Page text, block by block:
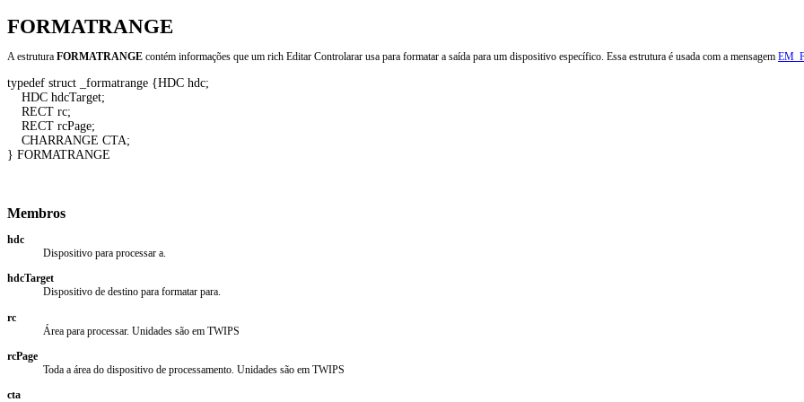
FORMATRANGE
A estrutura FORMATRANGE contém informações que um rich Editar Controlarar usa para formatar a saída para um dispositivo específico. Essa estrutura é usada com a mensagem
typedef struct _formatrange {HDC hdc;
    HDC hdcTarget;
    RECT rc;
    RECT rcPage;
    CHARRANGE CTA;
} FORMATRANGE
Membros
hdc
Dispositivo para processar a.
hdcTarget
Dispositivo de destino para formatar para.
rc
Área para processar. Unidades são em TWIPS
rcPage
Toda a área do dispositivo de processamento. Unidades são em TWIPS
cta